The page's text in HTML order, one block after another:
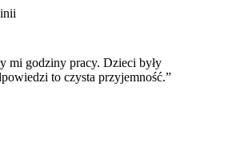
mi godziny pracy. Dzieci były
to czysta przyjemność.”